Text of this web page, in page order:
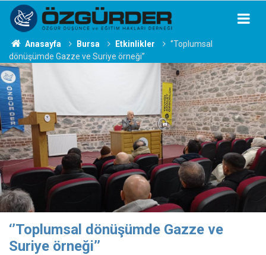
Anasayfa Bursa Etkinlikler
‘’Toplumsal
dönüşümde Gazze ve Suriye örneği’’
‘’Toplumsal dönüşümde Gazze ve
Suriye örneği’’